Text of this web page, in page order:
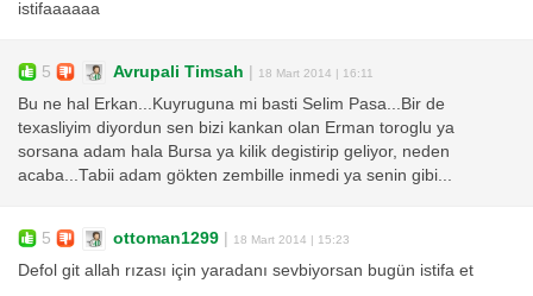
istifaaaaaa
5 Avrupali Timsah | 18 Mart 2014 | 16:11
Bu ne hal Erkan...Kuyruguna mi basti Selim Pasa...Bir de
texasliyim diyordun sen bizi kankan olan Erman toroglu ya
sorsana adam hala Bursa ya kilik degistirip geliyor, neden
acaba...Tabii adam gökten zembille inmedi ya senin gibi...
5 ottoman1299 | 18 Mart 2014 | 15:23
Defol git allah rızası için yaradanı sevbiyorsan bugün istifa et